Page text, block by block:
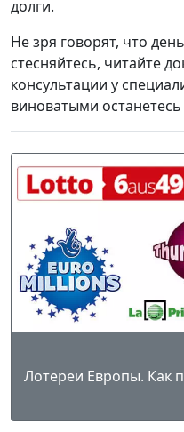
долги.
Не зря говорят, что
стесняйтесь, читайте
консультации у
виноватыми
Лотереи Европы. Как